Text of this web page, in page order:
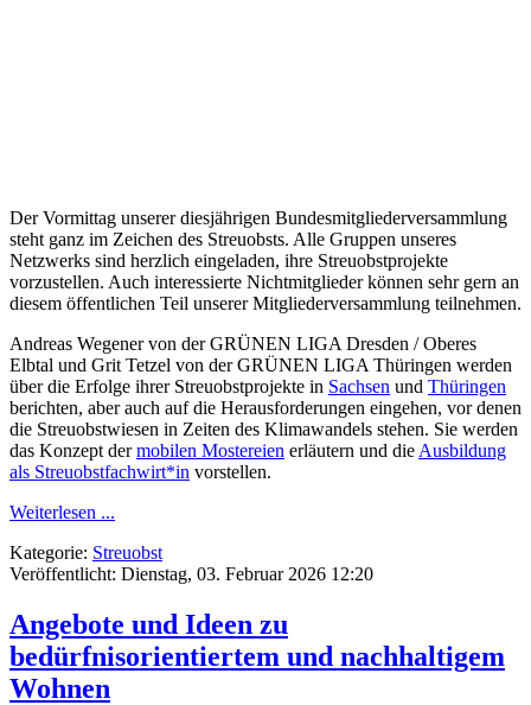
Der Vormittag unserer diesjährigen Bundesmitgliederversammlung
steht ganz im Zeichen des Streuobsts. Alle Gruppen unseres
Netzwerks sind herzlich eingeladen, ihre Streuobstprojekte
vorzustellen. Auch interessierte Nichtmitglieder können sehr gern an
diesem öffentlichen Teil unserer Mitgliederversammlung teilnehmen.
Andreas Wegener von der GRÜNEN LIGA Dresden / Oberes
Elbtal und Grit Tetzel von der GRÜNEN LIGA Thüringen werden
über die Erfolge ihrer Streuobstprojekte in Sachsen und Thüringen
berichten, aber auch auf die Herausforderungen eingehen, vor denen
die Streuobstwiesen in Zeiten des Klimawandels stehen. Sie werden
das Konzept dermobilen Mostereien erläutern und die Ausbildung
als Streuobstfachwirt*in vorstellen.
Weiterlesen ...
Kategorie: Streuobst
Veröffentlicht: Dienstag, 03. Februar 2026 12:20
Angebote und Ideen zu
bedürfnisorientiertem und nachhaltigem
Wohnen